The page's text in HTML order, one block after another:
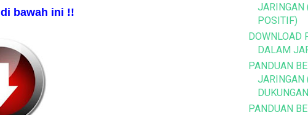
di bawah ini !!
JARINGAN
POSITIF)
DOWNLOAD
DALAM
PANDUAN
JARINGAN
PANDUAN